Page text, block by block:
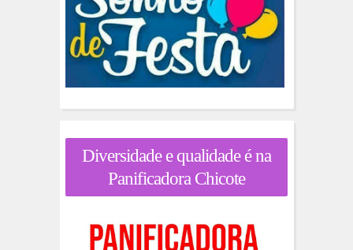
Diversidade e qualidade é na
Panificadora Chicote